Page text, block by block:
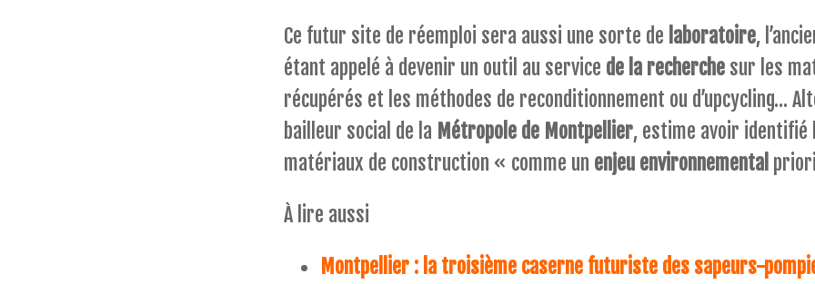
Ce futur site de réemploi sera aussi une sorte de laboratoire,
étant appelé à devenir un outil au service de la recherche sur les
récupérés et les méthodes de reconditionnement ou d’upcycling…
bailleur social de la Métropole de Montpellier, estime avoir identifié
matériaux de construction « comme un enjeu environnemental
À lire aussi
Montpellier : la troisième caserne futuriste des sapeurs-